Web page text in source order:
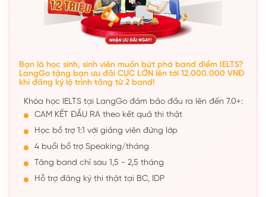
Bạn là học sinh, sinh viên muốn bứt phá band điểm IELTS?
LangGo tặng bạn ưu đãi CỰC LỚN lên tới 12.000.000 VNĐ
khi đăng ký lộ trình tăng từ 2 band!
Khóa học IELTS tại LangGo đảm bảo đầu ra lên đến 7.0+:
CAM KẾT ĐẦU RA theo kết quả thi thật
Học bổ trợ 1:1 với giảng viên đứng lớp
4 buổi bổ trợ Speaking/tháng
Tăng band chỉ sau 1,5 - 2,5 tháng
Hỗ trợ đăng ký thi thật tại BC, IDP